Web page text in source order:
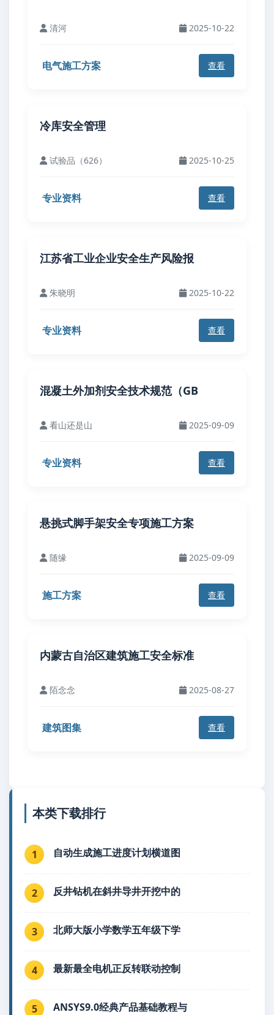
清河 2025-10-22
电气施工方案 查看
冷库安全管理
试验品（626） 2025-10-25
专业资料 查看
江苏省工业企业安全生产风险报
朱晓明 2025-10-22
专业资料 查看
混凝土外加剂安全技术规范（GB
看山还是山 2025-09-09
专业资料 查看
悬挑式脚手架安全专项施工方案
随缘 2025-09-09
施工方案 查看
内蒙古自治区建筑施工安全标准
陌念念 2025-08-27
建筑图集 查看
本类下载排行
1 自动生成施工进度计划横道图
2 反井钻机在斜井导井开挖中的
3 北师大版小学数学五年级下学
4 最新最全电机正反转联动控制
5 ANSYS9.0经典产品基础教程与